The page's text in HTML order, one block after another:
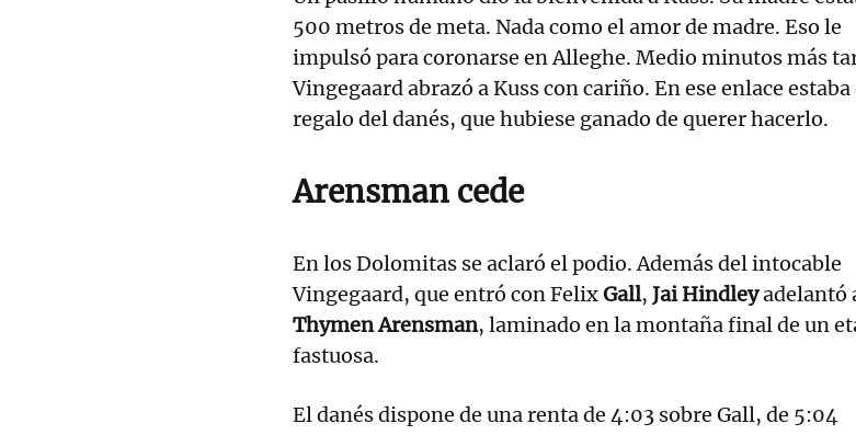
500 metros de meta. Nada como el amor de madre. Eso le
impulsó para coronarse en Alleghe. Medio minutos más
Vingegaard abrazó a Kuss con cariño. En ese enlace estaba
regalo del danés, que hubiese ganado de querer hacerlo.
Arensman cede
En los Dolomitas se aclaró el podio. Además del intocable
Vingegaard, que entró con FelixGall, Jai Hindleyadelantó
Thymen Arensman, laminado en la montaña final de un
fastuosa.
El danés dispone de una renta de 4:03 sobre Gall, de 5:04